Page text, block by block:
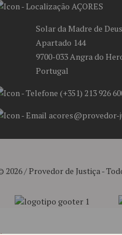
AÇORES
Solar da Madre de Deus
Apartado 144
9700-033 Angra do
Portugal
(+351) 213 926
acores@provedor-
2026 / Provedor de Justiça -